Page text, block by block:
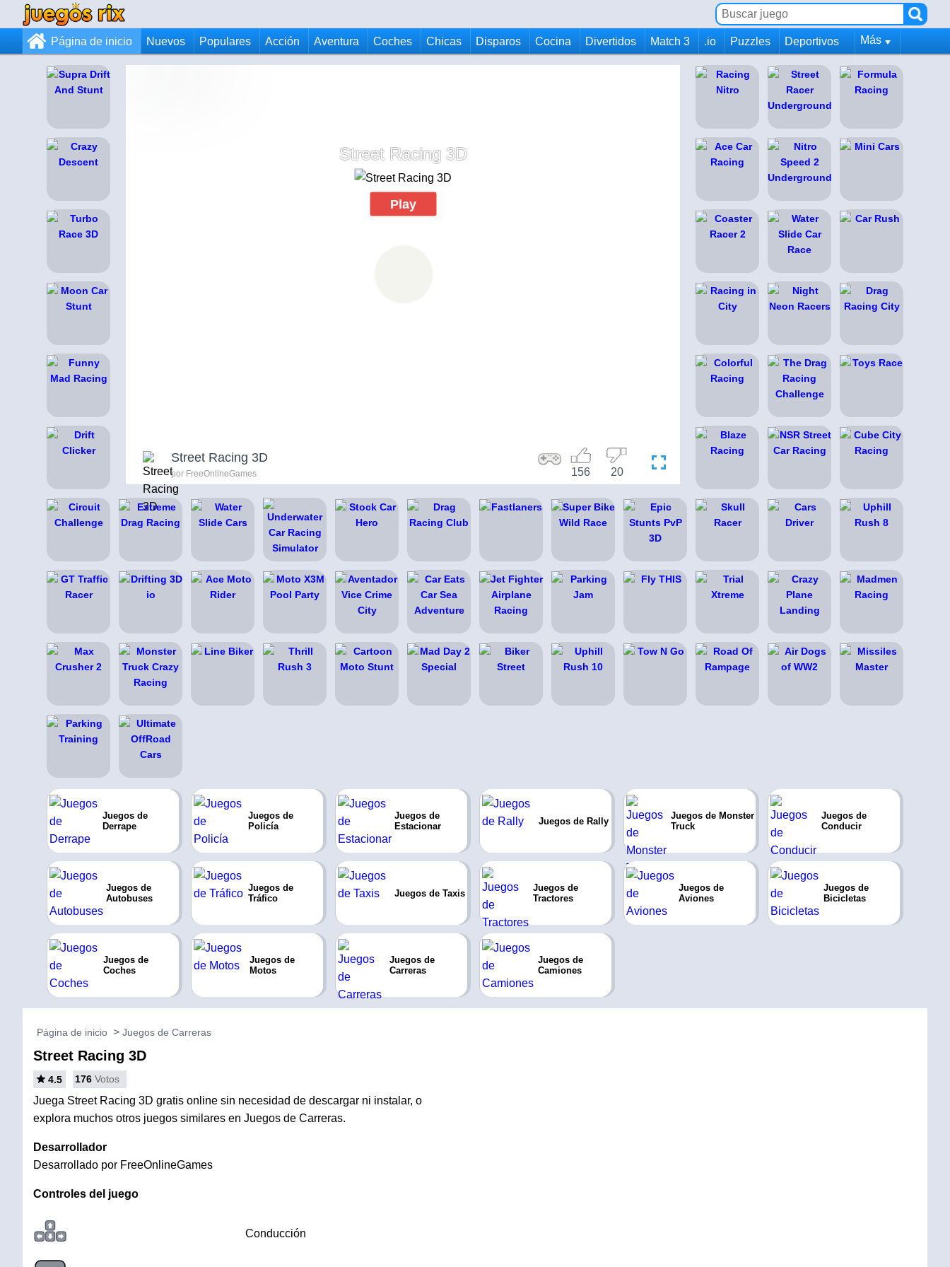
Página de inicio Nuevos Populares Acción Aventura Coches Chicas Disparos Cocina Divertidos Match 3 .io Puzzles Deportivos Más
Street Racing 3D
Play
Street Racing 3D
por FreeOnlineGames 20
156
Juegos de
Derrape
Juegos de
Policía
Juegos de
Estacionar
Juegos de Rally
Juegos de Monster
Truck
Juegos de
Conducir
Juegos de
Autobuses
Juegos de
Tráfico
Juegos de Taxis
Juegos de
Tractores
Juegos de
Aviones
Juegos de
Bicicletas
Juegos de
Coches
Juegos de
Motos
Juegos de
Carreras
Juegos de
Camiones
Página de inicio Juegos de Carreras
Street Racing 3D
4.5 176 Votos
Juega Street Racing 3D gratis online sin necesidad de descargar ni instalar, o
explora muchos otros juegos similares en Juegos de Carreras.
Desarrollador
Desarrollado por FreeOnlineGames
Controles del juego
Conducción